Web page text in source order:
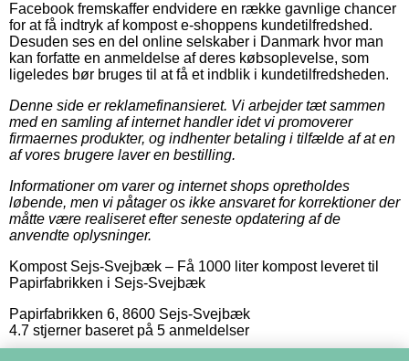
Facebook fremskaffer endvidere en række gavnlige chancer
for at få indtryk af kompost e-shoppens kundetilfredshed.
Desuden ses en del online selskaber i Danmark hvor man
kan forfatte en anmeldelse af deres købsoplevelse, som
ligeledes bør bruges til at få et indblik i kundetilfredsheden.
Denne side er reklamefinansieret. Vi arbejder tæt sammen
med en samling af internet handler idet vi promoverer
firmaernes produkter, og indhenter betaling i tilfælde af at en
af vores brugere laver en bestilling.
Informationer om varer og internet shops opretholdes
løbende, men vi påtager os ikke ansvaret for korrektioner der
måtte være realiseret efter seneste opdatering af de
anvendte oplysninger.
Kompost Sejs-Svejbæk – Få 1000 liter kompost leveret til
Papirfabrikken i Sejs-Svejbæk
Papirfabrikken 6, 8600 Sejs-Svejbæk
4.7 stjerner baseret på 5 anmeldelser